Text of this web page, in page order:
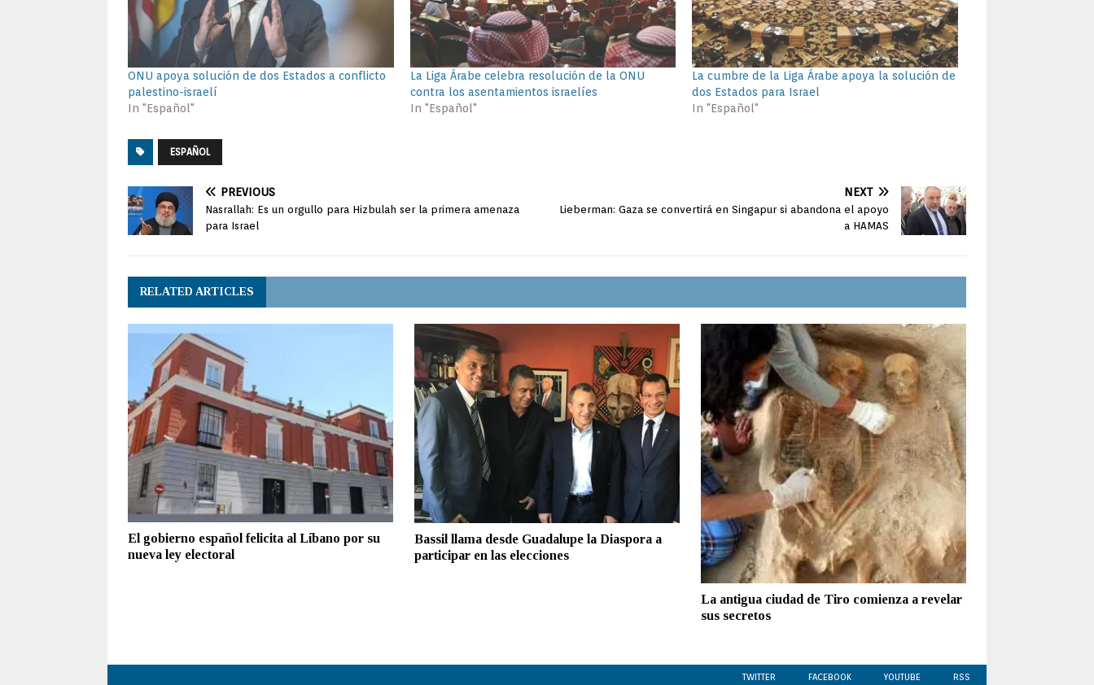
ONU apoya solución de dos Estados a conflicto
palestino-israelí
In "Español"
La Liga Árabe celebra resolución de la ONU
contra los asentamientos israelíes
In "Español"
La cumbre de la Liga Árabe apoya la solución de
dos Estados para Israel
In "Español"
ESPAÑOL
PREVIOUS
Nasrallah: Es un orgullo para Hizbulah ser la primera amenaza
para Israel
NEXT
Lieberman: Gaza se convertirá en Singapur si abandona el apoyo
a HAMAS
RELATED ARTICLES
El gobierno español felicita al Líbano por su
nueva ley electoral
Bassil llama desde Guadalupe la Diaspora a
participar en las elecciones
La antigua ciudad de Tiro comienza a revelar
sus secretos
TWITTER FACEBOOK YOUTUBE RSS